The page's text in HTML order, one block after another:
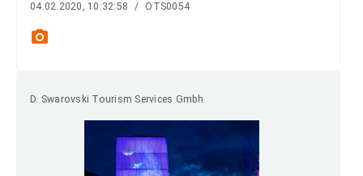
04.02.2020, 10:32:58 / OTS0054
photo_camera
D. Swarovski Tourism Services Gmbh